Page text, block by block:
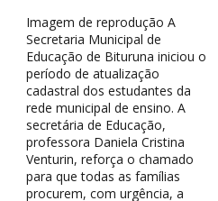
Imagem de reprodução A
Secretaria Municipal de
Educação de Bituruna iniciou o
período de atualização
cadastral dos estudantes da
rede municipal de ensino. A
secretária de Educação,
professora Daniela Cristina
Venturin, reforça o chamado
para que todas as famílias
procurem, com urgência, a